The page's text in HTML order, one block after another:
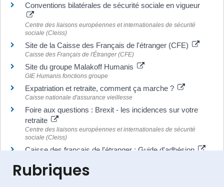
Conventions bilatérales de sécurité sociale en vigueur
Centre des liaisons européennes et internationales de sécurité
sociale (Cleiss)
Site de la Caisse des Français de l'étranger (CFE)
Caisse des Français de l'Étranger (CFE)
Site du groupe Malakoff Humanis
GIE Humanis fonctions groupe
Expatriation et retraite, comment ça marche ?
Caisse nationale d'assurance vieillesse
Foire aux questions : Brexit - les incidences sur votre
retraite
Centre des liaisons européennes et internationales de sécurité
sociale (Cleiss)
Caisse des français de l'étranger : Guide d'adhésion
Rubriques